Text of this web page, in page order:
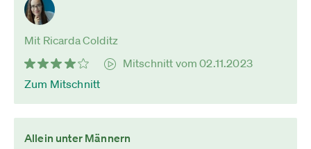
Mit Ricarda Colditz
Mitschnitt vom 02.11.2023
Zum Mitschnitt
Allein unter Männern